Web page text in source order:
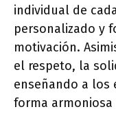
individual de
personalizado y
motivación.
el respeto, la
enseñando a los
forma armoniosa